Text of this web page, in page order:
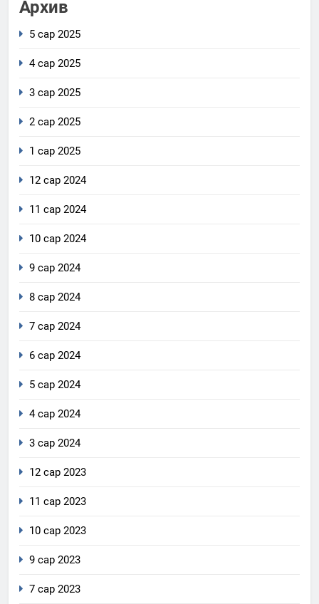
Архив
5 сар 2025
4 сар 2025
3 сар 2025
2 сар 2025
1 сар 2025
12 сар 2024
11 сар 2024
10 сар 2024
9 сар 2024
8 сар 2024
7 сар 2024
6 сар 2024
5 сар 2024
4 сар 2024
3 сар 2024
12 сар 2023
11 сар 2023
10 сар 2023
9 сар 2023
7 сар 2023